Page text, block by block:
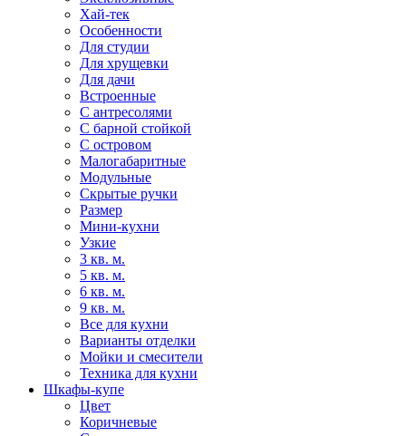
Хай-тек
Особенности
Для студии
Для хрущевки
Для дачи
Встроенные
С антресолями
С барной стойкой
С островом
Малогабаритные
Модульные
Скрытые ручки
Размер
Мини-кухни
Узкие
3 кв. м.
5 кв. м.
6 кв. м.
9 кв. м.
Все для кухни
Варианты отделки
Мойки и смесители
Техника для кухни
Шкафы-купе
Цвет
Коричневые